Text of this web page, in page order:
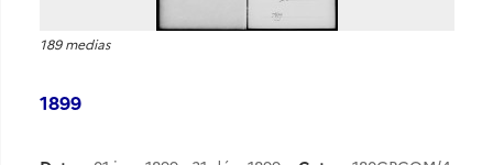
189 medias
1899